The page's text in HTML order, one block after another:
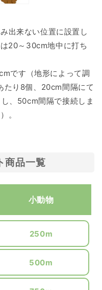
出来ない位置に設置し
20～30cm地中に打ち
です（地形によって調
たり8個、20cm間隔にて
、50cm間隔で接続しま
。
商品一覧
小動物
250m
500m